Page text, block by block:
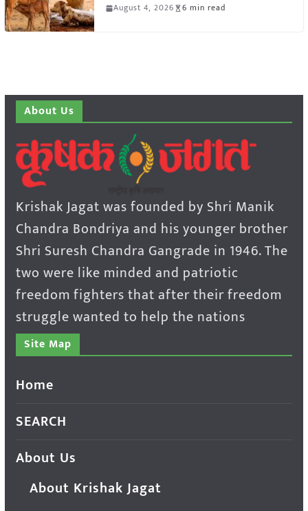
August 4, 2026 6 min read
About Us
Krishak Jagat was founded by Shri Manik
Chandra Bondriya and his younger brother
Shri Suresh Chandra Gangrade in 1946. The
two were like minded and patriotic
freedom fighters that after their freedom
struggle wanted to help the nations
Site Map
Home
SEARCH
About Us
About Krishak Jagat